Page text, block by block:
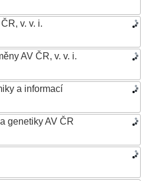
v. v. i.
AV ČR, v. v. i.
a informací
genetiky AV ČR